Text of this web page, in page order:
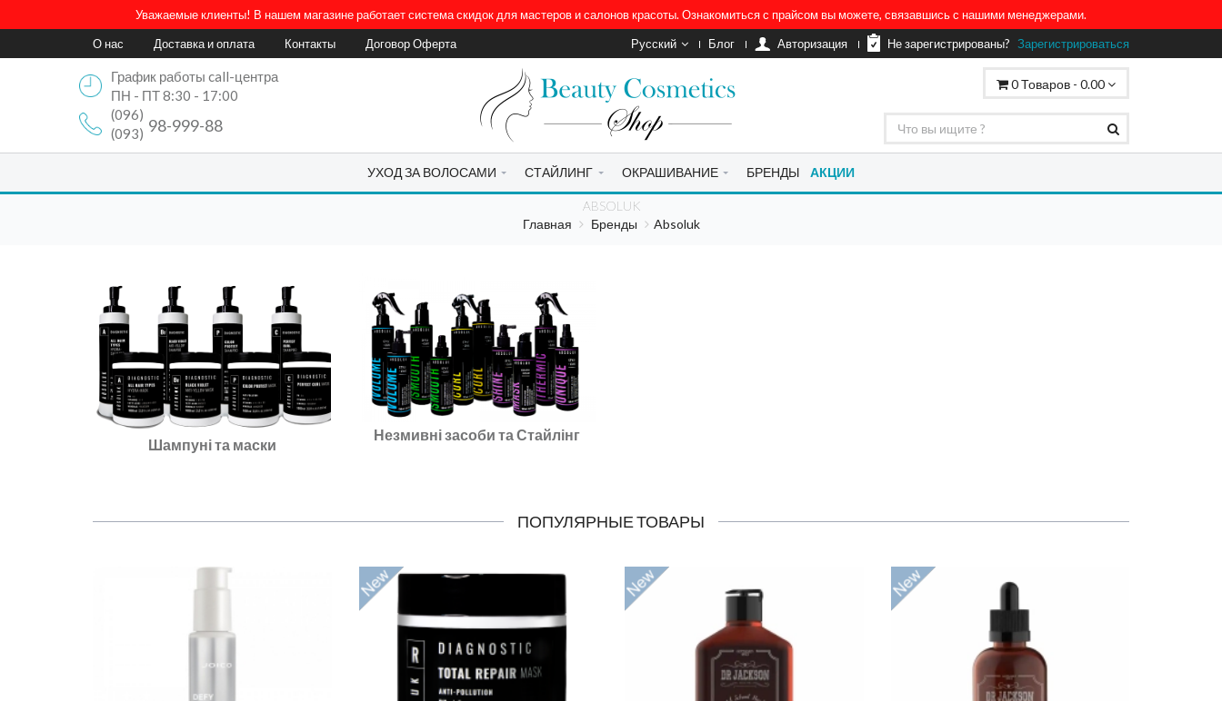
Уважаемые клиенты! В нашем магазине работает система скидок для мастеров и салонов красоты. Ознакомиться с прайсом вы можете, связавшись с нашими менеджерами.
О нас
Доставка и оплата Контакты Договор Оферта Русский Блог Авторизация Не зарегистрированы? Зарегистрироваться
График работы call-центра
ПН - ПТ 8:30 - 17:00
(096)
98-999-88
(093)
0Товаров - 0.00
УХОД ЗА ВОЛОСАМИ СТАЙЛИНГ ОКРАШИВАНИЕ БРЕНДЫ АКЦИИ
ABSOLUK
Главная
Бренды Absoluk
Шампуні та маски
Незмивні засоби та Стайлінг
ПОПУЛЯРНЫЕ ТОВАРЫ